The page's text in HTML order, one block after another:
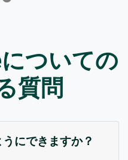
についての
質問
にできますか？